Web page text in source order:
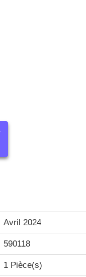
Avril 2024
590118
1 Pièce(s)